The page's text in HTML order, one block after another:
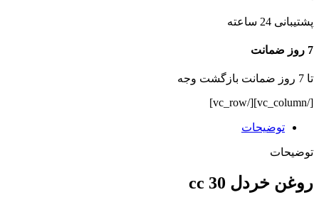
پشتیبانی 24 ساعته
7 روز ضمانت
تا 7 روز ضمانت بازگشت وجه
[/vc_column][/vc_row]
توضیحات
توضیحات
روغن خردل 30 cc